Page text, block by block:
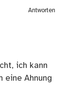
Antworten
ich kann
eine Ahnung